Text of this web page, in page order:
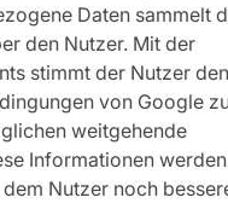
Daten sammelt
den Nutzer. Mit der
stimmt der Nutzer den
von Google
weitgehende
Informationen werden
Nutzer noch